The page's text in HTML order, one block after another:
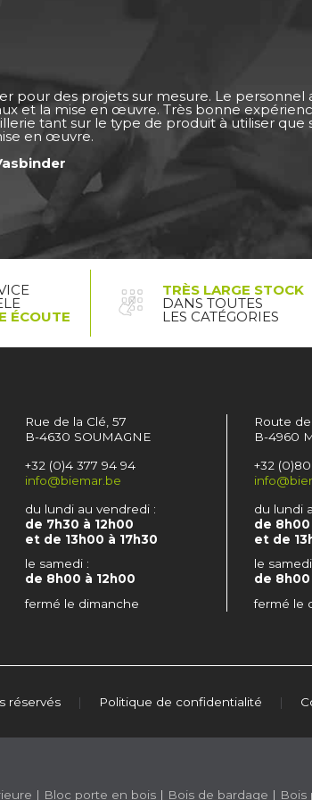
pour des projets sur mesure. Le personnel
et la mise en œuvre. Très bonne
tant sur le type de produit à utiliser que
en œuvre.
ÉCOUTE
TRÈS LARGE STOCK
DANS TOUTES
LES CATÉGORIES
Rue de la Clé, 57
B-4630 SOUMAGNE
+32 (0)4 377 94 94
info@biemar.be
du lundi au vendredi :
de 7h30 à 12h00
et de 13h00 à 17h30
le samedi :
de 8h00 à 12h00
fermé le dimanche
Route
B-4960
+32
du lundi
de 8h00
et de
le
de 8h00
fermé le
réservés | Politique de confidentialité |
| Bloc porte en bois | Bois de bardage | Bois